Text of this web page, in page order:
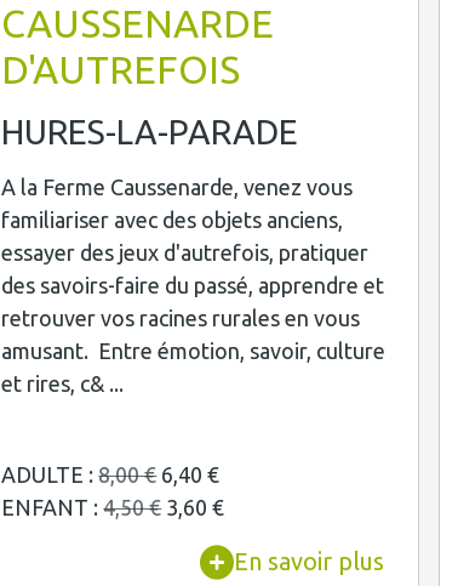
CAUSSENARDE
D'AUTREFOIS
HURES-LA-PARADE
A la Ferme Caussenarde, venez vous
familiariser avec des objets anciens,
essayer des jeux d'autrefois, pratiquer
des savoirs-faire du passé, apprendre et
retrouver vos racines rurales en vous
amusant. Entre émotion, savoir, culture
et rires, c& ...
ADULTE :8,00 € 6,40 €
ENFANT :4,50 € 3,60 €
En savoir plus